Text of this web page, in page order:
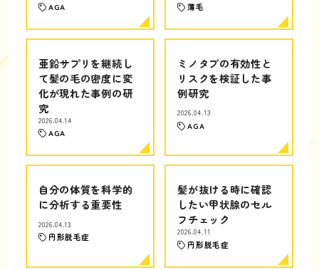
AGA 薄毛
亜鉛サプリを継続し
て髪の毛の密度に変
化が現れた事例の研
究
2026.04.14
AGA
ミノタブの有効性と
リスクを検証した事
例研究
2026.04.13
AGA
自分の体質を科学的
に分析する重要性
2026.04.13
円形脱毛症
髪が抜ける時に確認
したい甲状腺のセル
フチェック
2026.04.11
円形脱毛症